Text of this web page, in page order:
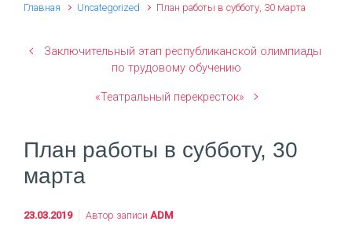
Главная Uncategorized План работы в субботу, 30 марта
Заключительный этап республиканской олимпиады
по трудовому обучению
«Театральный перекресток»
План работы в субботу, 30
марта
23.03.2019 Автор записи ADM